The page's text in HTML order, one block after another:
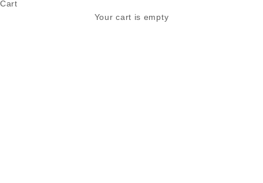
Cart
Your cart is empty
G-STAR IN UNSERER FILIALE